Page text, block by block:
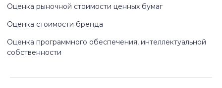
Оценка рыночной стоимости ценных бумаг
Оценка стоимости бренда
Оценка программного обеспечения, интеллектуальной
собственности